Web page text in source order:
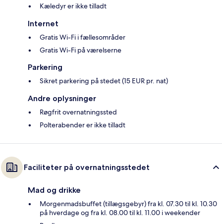
Kæledyr er ikke tilladt
Internet
Gratis Wi-Fi i fællesområder
Gratis Wi-Fi på værelserne
Parkering
Sikret parkering på stedet (15 EUR pr. nat)
Andre oplysninger
Røgfrit overnatningssted
Polterabender er ikke tilladt
Faciliteter på overnatningsstedet
Mad og drikke
Morgenmadsbuffet (tillægsgebyr) fra kl. 07.30 til kl. 10.30
på hverdage og fra kl. 08.00 til kl. 11.00 i weekender